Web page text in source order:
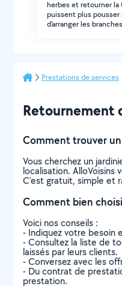
herbes et retourner la
puissent plus pousser
d'arranger les
Prestations de services
Retournement
Comment trouver
Vous cherchez un
localisation.
C’est gratuit, simple et
Comment bien
Voici nos conseils :
- Indiquez votre besoin
- Consultez la liste de
laissés par leurs clients.
- Conversez avec les
- Du contrat de
prestation.